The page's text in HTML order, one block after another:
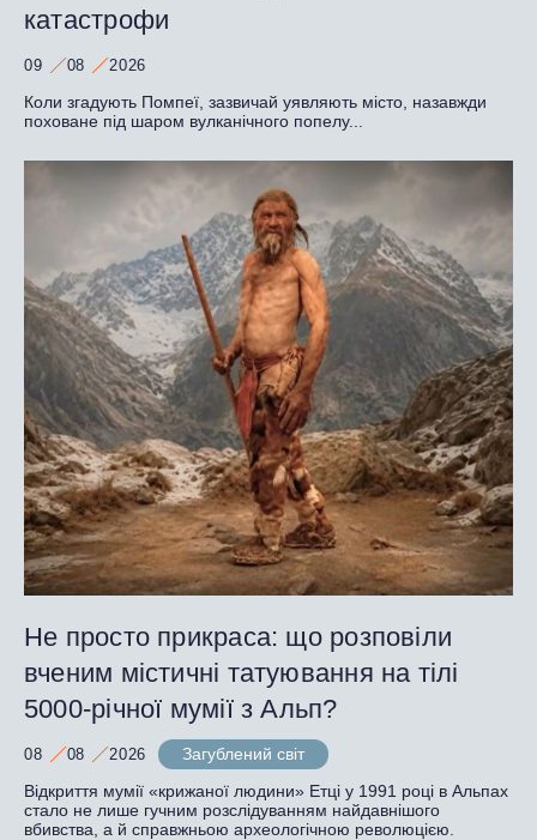
катастрофи
09 08 2026
Коли згадують Помпеї, зазвичай уявляють місто, назавжди
поховане під шаром вулканічного попелу...
Не просто прикраса: що розповіли
вченим містичні татуювання на тілі
5000-річної мумії з Альп?
08 08 2026
Загублений світ
Відкриття мумії «крижаної людини» Етці у 1991 році в Альпах
стало не лише гучним розслідуванням найдавнішого
вбивства, а й справжньою археологічною революцією.